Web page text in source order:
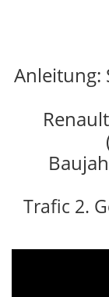
Anleitung:
Trafic 2.